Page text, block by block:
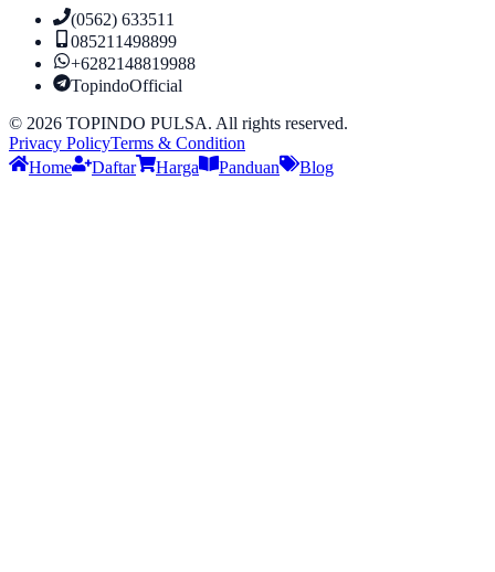
(0562) 633511
085211498899
+6282148819988
TopindoOfficial
© 2026 TOPINDO PULSA. All rights reserved.
Privacy PolicyTerms & Condition
Home
Daftar Harga Panduan Blog